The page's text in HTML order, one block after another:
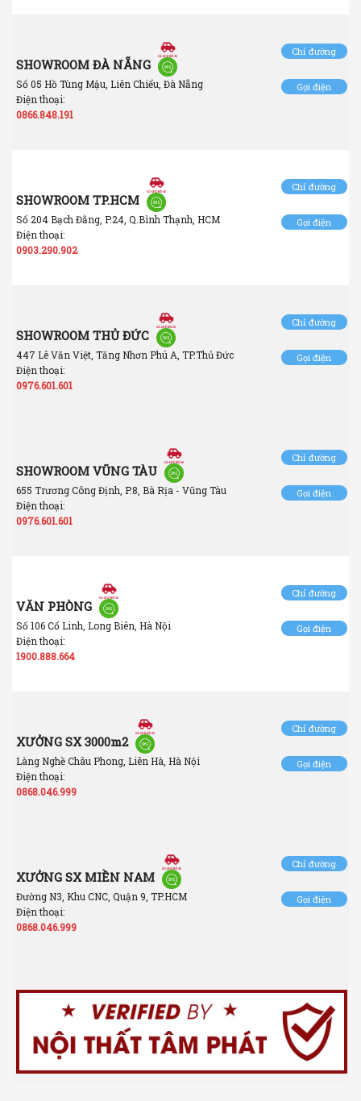
SHOWROOM ĐÀ NẴNG
Số 05 Hồ Tùng Mậu, Liên Chiểu, Đà Nẵng
Điện thoại:
0866.848.191
Chỉ đường
Gọi điện
SHOWROOM TP.HCM
Số 204 Bạch Đằng, P.24, Q.Bình Thạnh, HCM
Điện thoại:
0903.290.902
Chỉ đường
Gọi điện
SHOWROOM THỦ ĐỨC
447 Lê Văn Việt, Tăng Nhơn Phú A, TP.Thủ Đức
Điện thoại:
0976.601.601
Chỉ đường
Gọi điện
SHOWROOM VŨNG TÀU
655 Trương Công Định, P.8, Bà Rịa - Vũng Tàu
Điện thoại:
0976.601.601
Chỉ đường
Gọi điện
VĂN PHÒNG
Số 106 Cổ Linh, Long Biên, Hà Nội
Điện thoại:
1900.888.664
Chỉ đường
Gọi điện
XƯỞNG SX 3000m2
Làng Nghề Châu Phong, Liên Hà, Hà Nội
Điện thoại:
0868.046.999
Chỉ đường
Gọi điện
XƯỞNG SX MIỀN NAM
Đường N3, Khu CNC, Quận 9, TP.HCM
Điện thoại:
0868.046.999
Chỉ đường
Gọi điện